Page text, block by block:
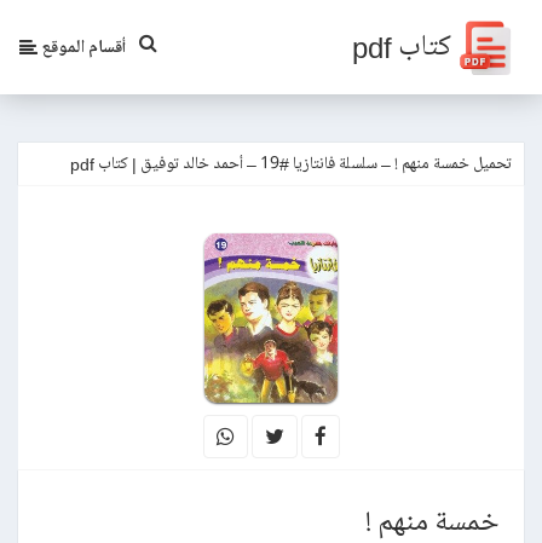
كتاب pdf أقسام الموقع
تحميل خمسة منهم ! – سلسلة فانتازيا #19 – أحمد خالد توفيق | كتاب pdf
خمسة منهم !